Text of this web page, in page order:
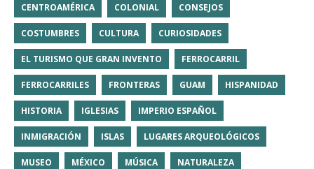
CENTROAMÉRICA COLONIAL CONSEJOS
COSTUMBRES CULTURA CURIOSIDADES
EL TURISMO QUE GRAN INVENTO FERROCARRIL
FERROCARRILES FRONTERAS GUAM HISPANIDAD
HISTORIA IGLESIAS IMPERIO ESPAÑOL
INMIGRACIÓN ISLAS LUGARES ARQUEOLÓGICOS
MUSEO MÉXICO MÚSICA NATURALEZA